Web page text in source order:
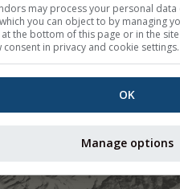
Some vendors may
interest, which you can
for a link at the bottom
withdraw consent in